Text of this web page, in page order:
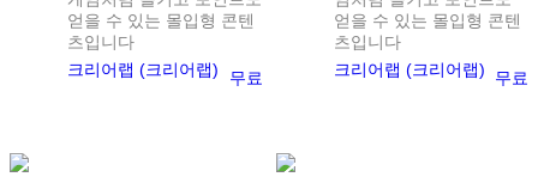
얻을 수 있는 몰입형 콘텐
츠입니다
크리어랩 (크리어랩)
무료
얻을 수 있는 몰입형 콘텐
츠입니다
크리어랩 (크리어랩)
무료